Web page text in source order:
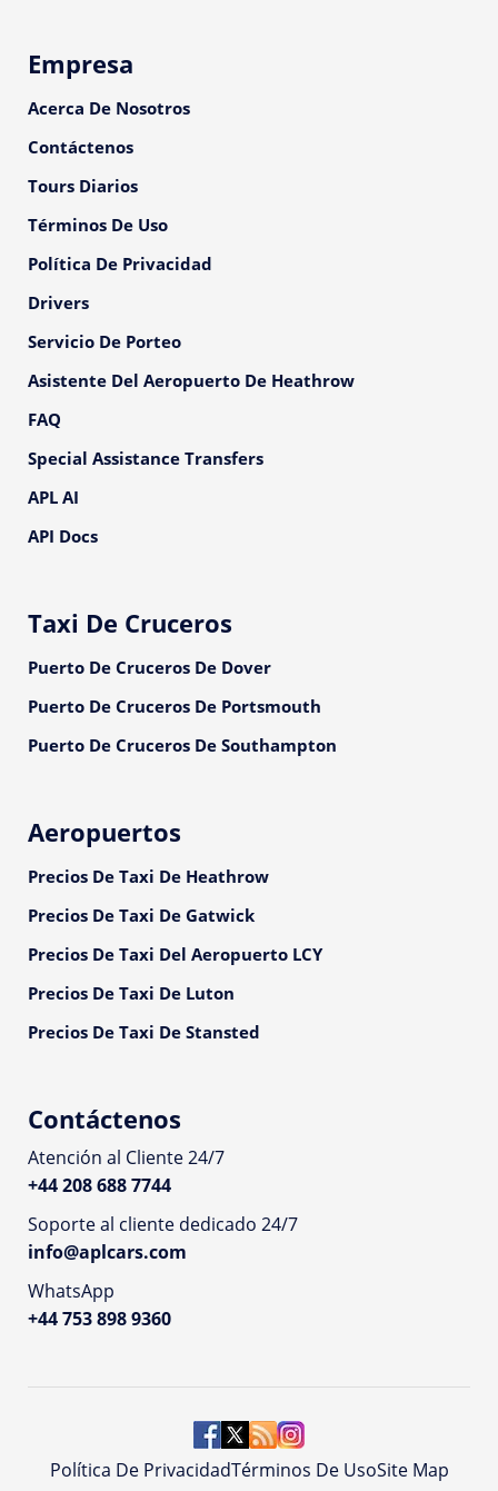
Empresa
Acerca De Nosotros
Contáctenos
Tours Diarios
Términos De Uso
Política De Privacidad
Drivers
Servicio De Porteo
Asistente Del Aeropuerto De Heathrow
FAQ
Special Assistance Transfers
APL AI
API Docs
Taxi De Cruceros
Puerto De Cruceros De Dover
Puerto De Cruceros De Portsmouth
Puerto De Cruceros De Southampton
Aeropuertos
Precios De Taxi De Heathrow
Precios De Taxi De Gatwick
Precios De Taxi Del Aeropuerto LCY
Precios De Taxi De Luton
Precios De Taxi De Stansted
Contáctenos
Atención al Cliente 24/7
+44 208 688 7744
Soporte al cliente dedicado 24/7
info@aplcars.com
WhatsApp
+44 753 898 9360
Política De PrivacidadTérminos De UsoSite Map